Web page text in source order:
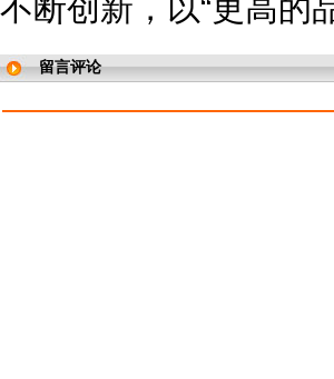
不断创新，以“更高的
留言评论